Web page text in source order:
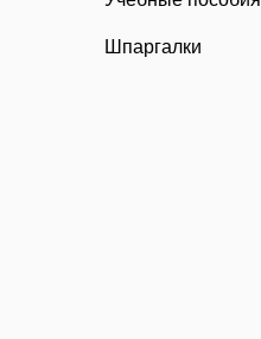
Шпаргалки